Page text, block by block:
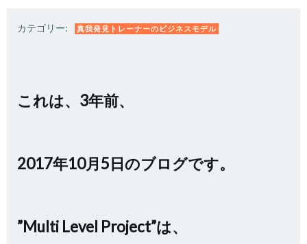
カテゴリー: 真我発見トレーナーのビジネスモデル
これは、3年前、
2017年10月5日のブログです。
”Multi Level Project”は、